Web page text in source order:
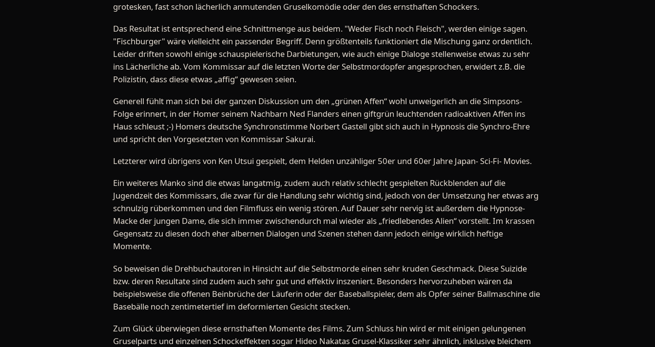
grotesken, fast schon lächerlich anmutenden Gruselkomödie oder den des ernsthaften Schockers.
Das Resultat ist entsprechend eine Schnittmenge aus beidem. "Weder Fisch noch Fleisch", werden einige sagen.
"Fischburger" wäre vielleicht ein passender Begriff. Denn größtenteils funktioniert die Mischung ganz ordentlich.
Leider driften sowohl einige schauspielerische Darbietungen, wie auch einige Dialoge stellenweise etwas zu sehr
ins Lächerliche ab. Vom Kommissar auf die letzten Worte der Selbstmordopfer angesprochen, erwidert z.B. die
Polizistin, dass diese etwas „affig“ gewesen seien.
Generell fühlt man sich bei der ganzen Diskussion um den „grünen Affen“ wohl unweigerlich an die Simpsons-
Folge erinnert, in der Homer seinem Nachbarn Ned Flanders einen giftgrün leuchtenden radioaktiven Affen ins
Haus schleust ;-) Homers deutsche Synchronstimme Norbert Gastell gibt sich auch in Hypnosis die Synchro-Ehre
und spricht den Vorgesetzten von Kommissar Sakurai.
Letzterer wird übrigens von Ken Utsui gespielt, dem Helden unzähliger 50er und 60er Jahre Japan- Sci-Fi- Movies.
Ein weiteres Manko sind die etwas langatmig, zudem auch relativ schlecht gespielten Rückblenden auf die
Jugendzeit des Kommissars, die zwar für die Handlung sehr wichtig sind, jedoch von der Umsetzung her etwas arg
schnulzig rüberkommen und den Filmfluss ein wenig stören. Auf Dauer sehr nervig ist außerdem die Hypnose-
Macke der jungen Dame, die sich immer zwischendurch mal wieder als „friedlebendes Alien“ vorstellt. Im krassen
Gegensatz zu diesen doch eher albernen Dialogen und Szenen stehen dann jedoch einige wirklich heftige
Momente.
So beweisen die Drehbuchautoren in Hinsicht auf die Selbstmorde einen sehr kruden Geschmack. Diese Suizide
bzw. deren Resultate sind zudem auch sehr gut und effektiv inszeniert. Besonders hervorzuheben wären da
beispielsweise die offenen Beinbrüche der Läuferin oder der Baseballspieler, dem als Opfer seiner Ballmaschine die
Basebälle noch zentimetertief im deformierten Gesicht stecken.
Zum Glück überwiegen diese ernsthaften Momente des Films. Zum Schluss hin wird er mit einigen gelungenen
Gruselparts und einzelnen Schockeffekten sogar Hideo Nakatas Grusel-Klassiker sehr ähnlich, inklusive bleichem